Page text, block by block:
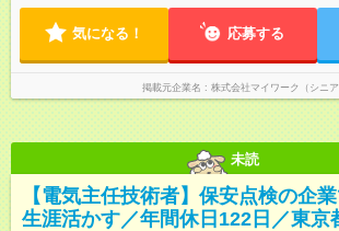
気になる！ 応募する
掲載元企業名 株式会社マイワーク（シニア
未読
【電気主任技術者】保安点検の企
生涯活かす／年間休日122日／東京